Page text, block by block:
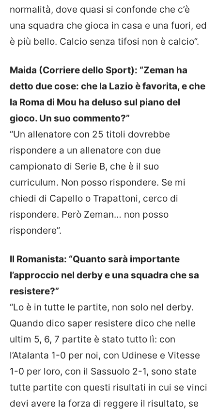
normalità, dove quasi si confonde che c’è
una squadra che gioca in casa e una fuori, ed
è più bello. Calcio senza tifosi non è calcio”.
Maida (Corriere dello Sport): “Zeman ha
detto due cose: che la Lazio è favorita, e che
la Roma di Mou ha deluso sul piano del
gioco. Un suo commento?”
“Un allenatore con 25 titoli dovrebbe
rispondere a un allenatore con due
campionato di Serie B, che è il suo
curriculum. Non posso rispondere. Se mi
chiedi di Capello o Trapattoni, cerco di
rispondere. Però Zeman… non posso
rispondere”.
Il Romanista: “Quanto sarà importante
l’approccio nel derby e una squadra che sa
resistere?”
“Lo è in tutte le partite, non solo nel derby.
Quando dico saper resistere dico che nelle
ultim 5, 6, 7 partite è stato tutto lì: con
l’Atalanta 1-0 per noi, con Udinese e Vitesse
1-0 per loro, con il Sassuolo 2-1, sono state
tutte partite con questi risultati in cui se vinci
devi avere la forza di reggere il risultato, se